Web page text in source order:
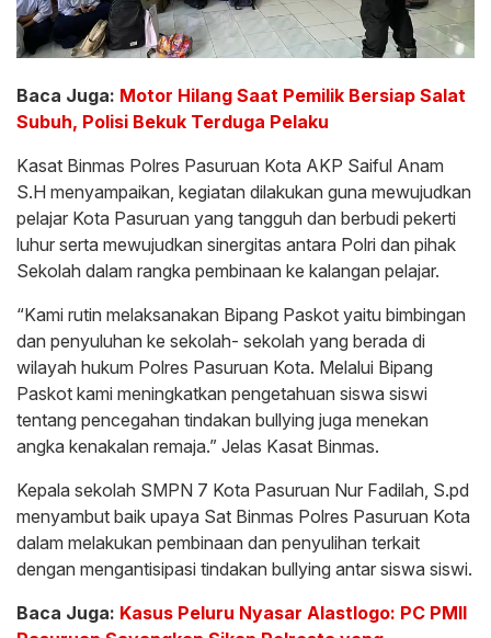
Baca Juga: Motor Hilang Saat Pemilik Bersiap Salat
Subuh, Polisi Bekuk Terduga Pelaku
Kasat Binmas Polres Pasuruan Kota AKP Saiful Anam
S.H menyampaikan, kegiatan dilakukan guna mewujudkan
pelajar Kota Pasuruan yang tangguh dan berbudi pekerti
luhur serta mewujudkan sinergitas antara Polri dan pihak
Sekolah dalam rangka pembinaan ke kalangan pelajar.
“Kami rutin melaksanakan Bipang Paskot yaitu bimbingan
dan penyuluhan ke sekolah- sekolah yang berada di
wilayah hukum Polres Pasuruan Kota. Melalui Bipang
Paskot kami meningkatkan pengetahuan siswa siswi
tentang pencegahan tindakan bullying juga menekan
angka kenakalan remaja.” Jelas Kasat Binmas.
Kepala sekolah SMPN 7 Kota Pasuruan Nur Fadilah, S.pd
menyambut baik upaya Sat Binmas Polres Pasuruan Kota
dalam melakukan pembinaan dan penyulihan terkait
dengan mengantisipasi tindakan bullying antar siswa siswi.
Baca Juga: Kasus Peluru Nyasar Alastlogo: PC PMII